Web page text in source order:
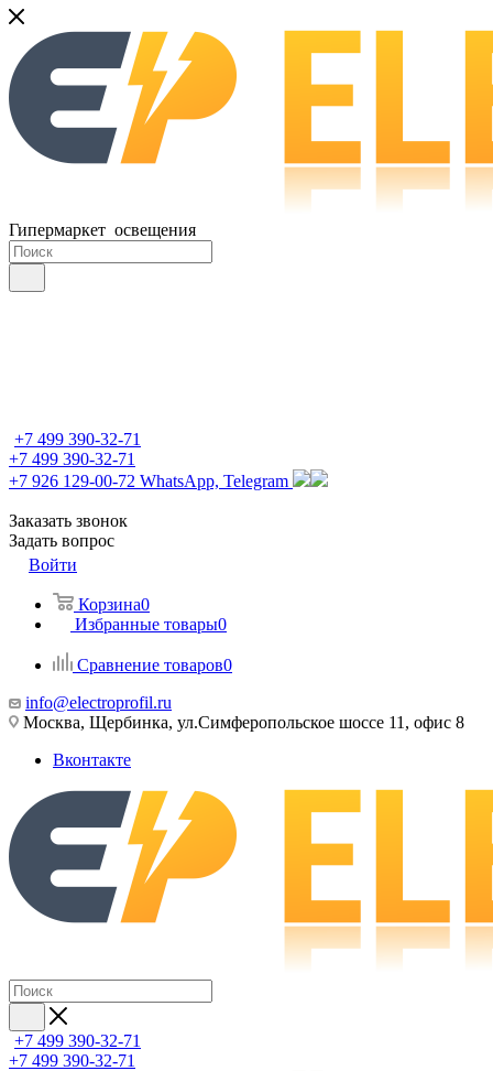
Гипермаркет освещения
+7 499 390-32-71
+7 499 390-32-71
+7 926 129-00-72 WhatsApp, Telegram
Заказать звонок
Задать вопрос
Войти
Корзина0
Избранные товары0
Сравнение товаров0
info@electroprofil.ru
Москва, Щербинка, ул.Симферопольское шоссе 11, офис 8
Вконтакте
+7 499 390-32-71
+7 499 390-32-71